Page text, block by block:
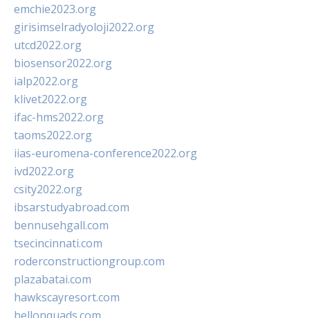
emchie2023.org
girisimselradyoloji2022.org
utcd2022.org
biosensor2022.org
ialp2022.org
klivet2022.org
ifac-hms2022.org
taoms2022.org
iias-euromena-conference2022.org
ivd2022.org
csity2022.org
ibsarstudyabroad.com
bennusehgall.com
tsecincinnati.com
roderconstructiongroup.com
plazabatai.com
hawkscayresort.com